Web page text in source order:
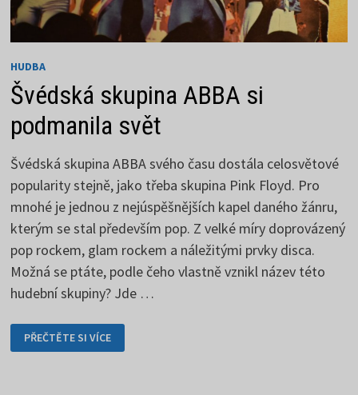
HUDBA
Švédská skupina ABBA si
podmanila svět
Švédská skupina ABBA svého času dostála celosvětové
popularity stejně, jako třeba skupina Pink Floyd. Pro
mnohé je jednou z nejúspěšnějších kapel daného žánru,
kterým se stal především pop. Z velké míry doprovázený
pop rockem, glam rockem a náležitými prvky disca.
Možná se ptáte, podle čeho vlastně vznikl název této
hudební skupiny? Jde …
ŠVÉDSKÁ
SKUPINA
ABBA
PŘEČTĚTE SI VÍCE